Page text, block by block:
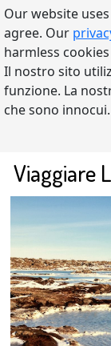
Our website
agree. Our
harmless
Il nostro sito
funzione. La
che sono innocui.
Viaggiare